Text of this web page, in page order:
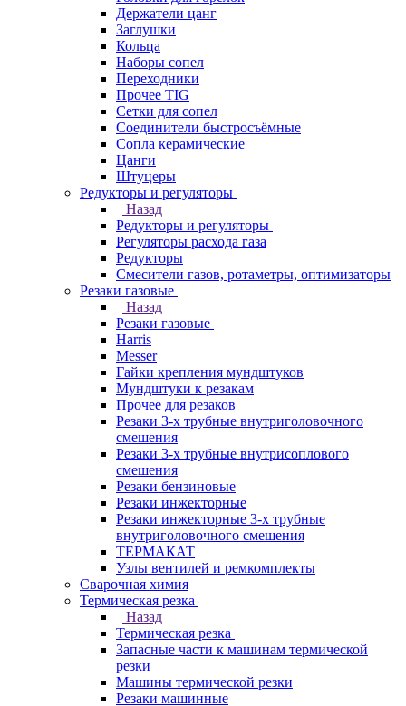
Держатели цанг
Заглушки
Кольца
Наборы сопел
Переходники
Прочее TIG
Сетки для сопел
Соединители быстросъёмные
Сопла керамические
Цанги
Штуцеры
Редукторы и регуляторы
Назад
Редукторы и регуляторы
Регуляторы расхода газа
Редукторы
Смесители газов, ротаметры, оптимизаторы
Резаки газовые
Назад
Резаки газовые
Harris
Messer
Гайки крепления мундштуков
Мундштуки к резакам
Прочее для резаков
Резаки 3-х трубные внутриголовочного
смешения
Резаки 3-х трубные внутрисоплового
смешения
Резаки бензиновые
Резаки инжекторные
Резаки инжекторные 3-х трубные
внутриголовочного смешения
ТЕРМАКАТ
Узлы вентилей и ремкомплекты
Сварочная химия
Термическая резка
Назад
Термическая резка
Запасные части к машинам термической
резки
Машины термической резки
Резаки машинные